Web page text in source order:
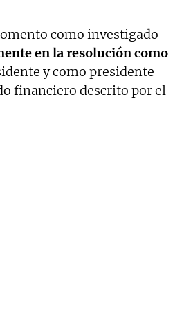
como investigado
en la resolución como
y como presidente
financiero descrito por el